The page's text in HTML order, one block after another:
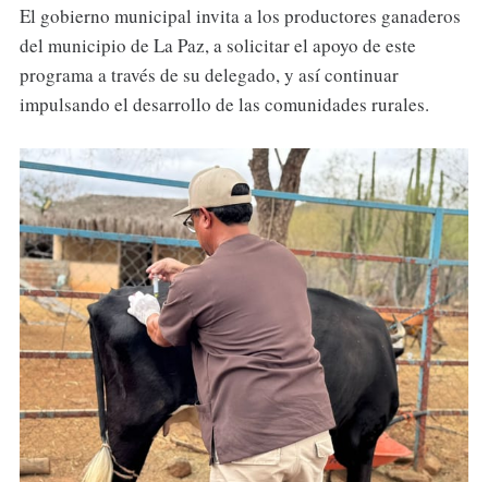
El gobierno municipal invita a los productores ganaderos
del municipio de La Paz, a solicitar el apoyo de este
programa a través de su delegado, y así continuar
impulsando el desarrollo de las comunidades rurales.